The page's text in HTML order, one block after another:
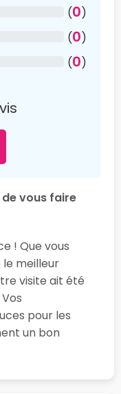
(0)
(0)
(0)
vous faire
! Que vous
le meilleur
visite ait été
pour les
un bon